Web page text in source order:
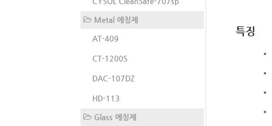
특징
Metal 에칭제
AT-409
CT-1200S
DAC-107DZ
HD-113
Glass 에칭제